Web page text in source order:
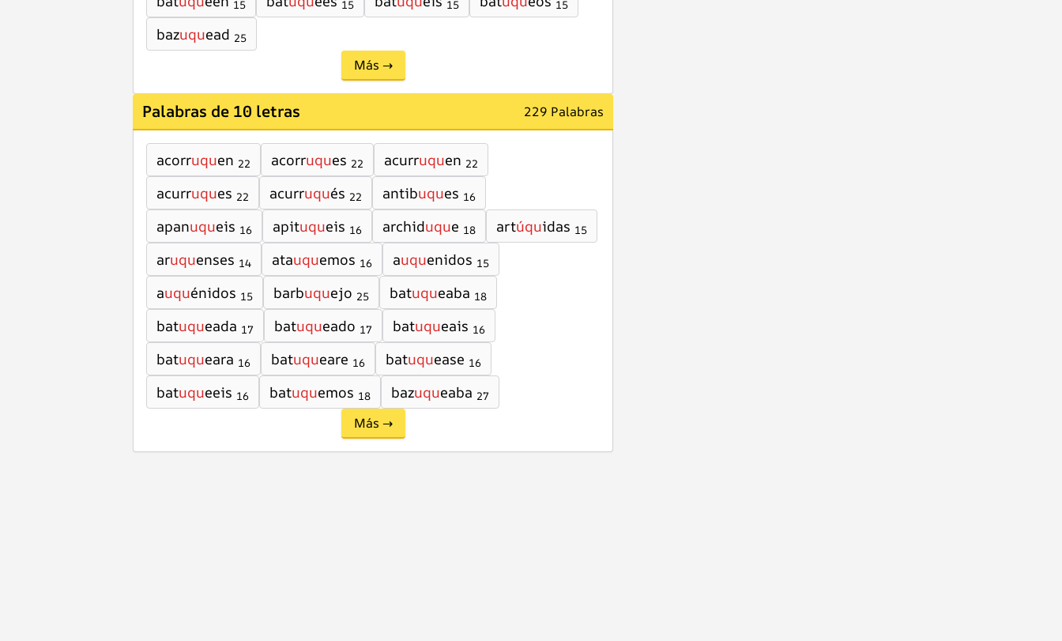
15 15 15 15
bazuquead 25
Más →
Palabras de 10 letras 229 Palabras
acorruquen 22 acorruques 22 acurruquen 22
acurruques 22 acurruqués 22 antibuques 16
apanuqueis 16 apituqueis 16 archiduque 18 artúquidas 15
aruquenses 14 atauquemos 16 auquenidos 15
auquénidos 15 barbuquejo 25 batuqueaba 18
batuqueada 17 batuqueado 17 batuqueais 16
batuqueara 16 batuqueare 16 batuquease 16
batuqueeis 16 batuquemos 18 bazuqueaba 27
Más →